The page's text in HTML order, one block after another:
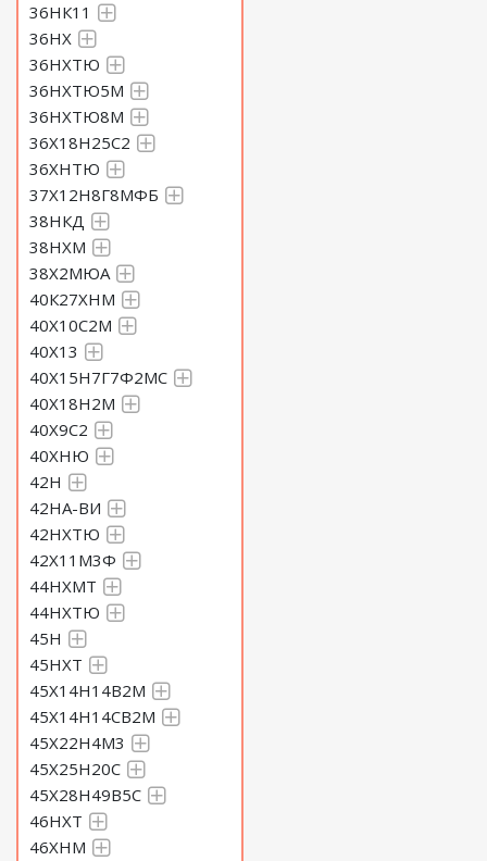
36НК11
36НХ
36НХТЮ
36НХТЮ5М
36НХТЮ8М
36Х18Н25С2
36ХНТЮ
37Х12Н8Г8МФБ
38НКД
38НХМ
38Х2МЮА
40К27ХНМ
40Х10С2М
40Х13
40Х15Н7Г7Ф2МС
40Х18Н2М
40Х9С2
40ХНЮ
42Н
42НА-ВИ
42НХТЮ
42Х11М3Ф
44НХМТ
44НХТЮ
45Н
45НХТ
45Х14Н14В2М
45Х14Н14СВ2М
45Х22Н4М3
45Х25Н20С
45Х28Н49В5С
46НХТ
46ХНМ